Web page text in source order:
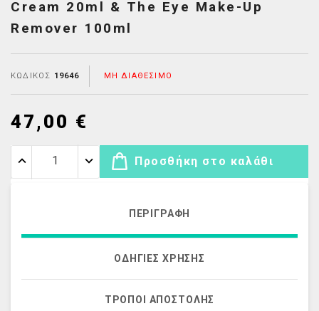
Cream 20ml & The Eye Make-Up
Remover 100ml
ΚΩΔΙΚΌΣ 19646 ΜΗ ΔΙΑΘΈΣΙΜΟ
47,00 €
Προσθήκη στο καλάθι
ΠΕΡΙΓΡΑΦΉ
ΟΔΗΓΊΕΣ ΧΡΉΣΗΣ
ΤΡΌΠΟΙ ΑΠΟΣΤΟΛΉΣ